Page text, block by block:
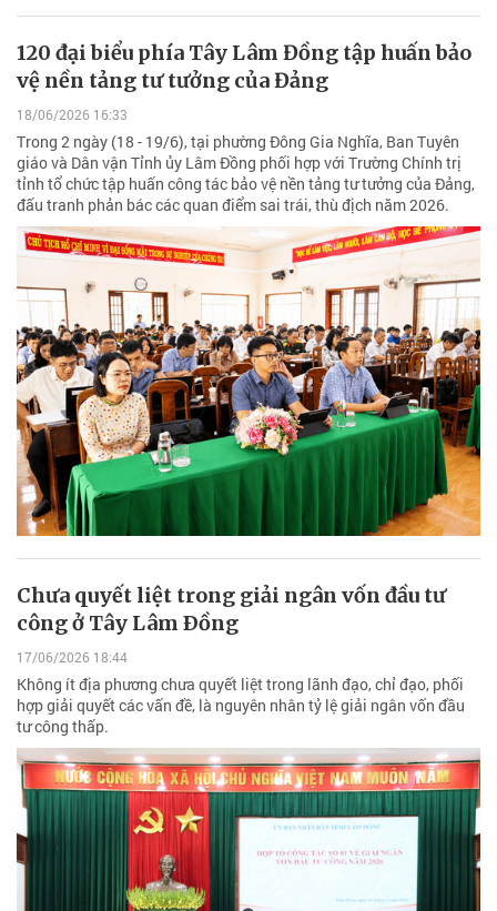
120 đại biểu phía Tây Lâm Đồng tập huấn bảo
vệ nền tảng tư tưởng của Đảng
18/06/2026 16:33
Trong 2 ngày (18 - 19/6), tại phường Đông Gia Nghĩa, Ban Tuyên
giáo và Dân vận Tỉnh ủy Lâm Đồng phối hợp với Trường Chính trị
tỉnh tổ chức tập huấn công tác bảo vệ nền tảng tư tưởng của Đảng,
đấu tranh phản bác các quan điểm sai trái, thù địch năm 2026.
Chưa quyết liệt trong giải ngân vốn đầu tư
công ở Tây Lâm Ðồng
17/06/2026 18:44
Không ít địa phương chưa quyết liệt trong lãnh đạo, chỉ đạo, phối
hợp giải quyết các vấn đề, là nguyên nhân tỷ lệ giải ngân vốn đầu
tư công thấp.